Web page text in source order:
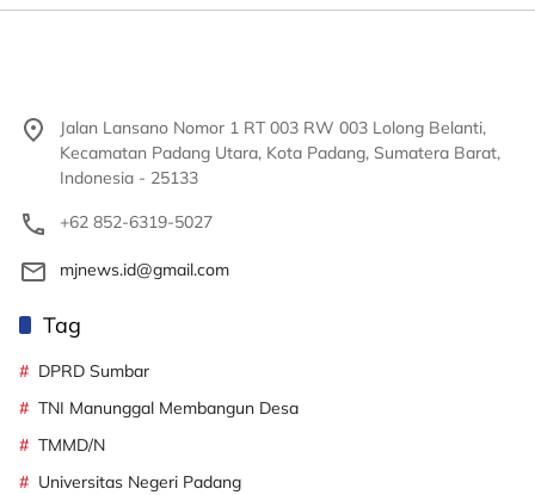
Jalan Lansano Nomor 1 RT 003 RW 003 Lolong Belanti,
Kecamatan Padang Utara, Kota Padang, Sumatera Barat,
Indonesia - 25133
+62 852-6319-5027
mjnews.id@gmail.com
Tag
DPRD Sumbar
TNI Manunggal Membangun Desa
TMMD/N
Universitas Negeri Padang